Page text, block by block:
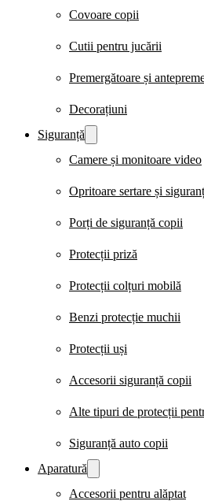
Covoare copii
Cutii pentru jucării
Premergătoare și
Decorațiuni
Siguranță
Camere și monitoare video
Opritoare sertare și
Porți de siguranță copii
Protecții priză
Protecții colțuri mobilă
Benzi protecție muchii
Protecții uși
Accesorii siguranță copii
Alte tipuri de protecții
Siguranță auto copii
Aparatură
Accesorii pentru alăptat